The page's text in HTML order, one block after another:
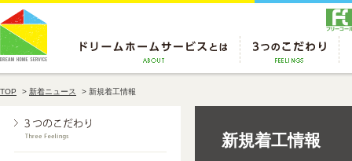
TOP > 新着ニュース > 新規着工情報
新規着工情報